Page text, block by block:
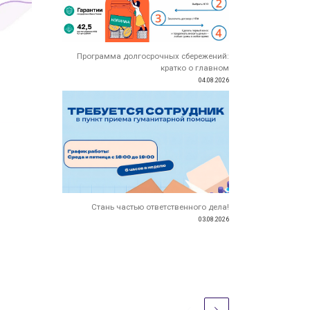
Программа долгосрочных сбережений:
кратко о главном
04.08.2026
Стань частью ответственного дела!
03.08.2026